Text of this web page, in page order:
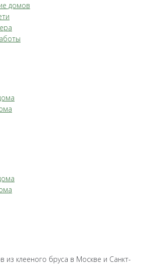
домов
из клееного бруса в Москве и Санкт-